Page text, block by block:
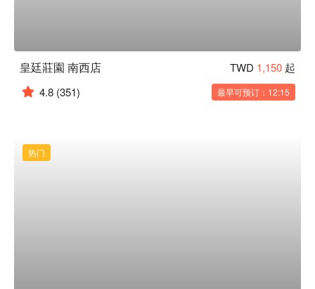
皇廷莊園 南西店 TWD 1,150 起
4.8 (351) 最早可预订：12:15
热门